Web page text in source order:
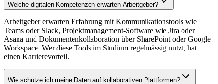
Welche digitalen Kompetenzen erwarten Arbeitgeber?
Arbeitgeber erwarten Erfahrung mit Kommunikationstools wie
Teams oder Slack, Projektmanagement-Software wie Jira oder
Asana und Dokumentenkollaboration über SharePoint oder Google
Workspace. Wer diese Tools im Studium regelmässig nutzt, hat
einen Karrierevorteil.
Wie schütze ich meine Daten auf kollaborativen Plattformen?